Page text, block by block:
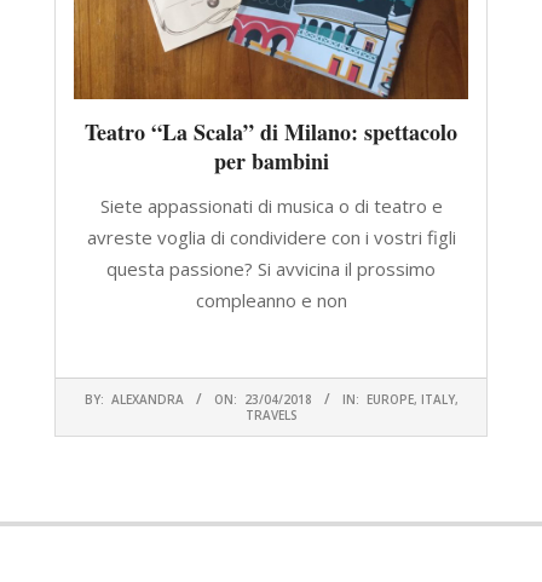
Teatro “La Scala” di Milano: spettacolo
per bambini
Siete appassionati di musica o di teatro e
avreste voglia di condividere con i vostri figli
questa passione? Si avvicina il prossimo
compleanno e non
2018-
23
BY: ALEXANDRA ON: 23/04/2018 IN: EUROPE, ITALY,
TRAVELS